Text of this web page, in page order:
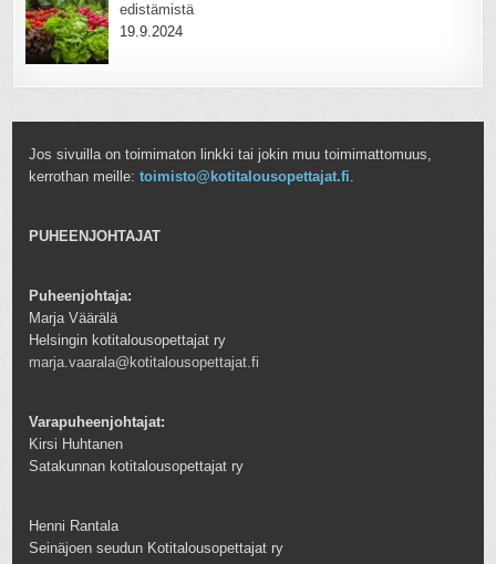
edistämistä
19.9.2024
Jos sivuilla on toimimaton linkki tai jokin muu toimimattomuus,
kerrothan meille:toimisto@kotitalousopettajat.fi
PUHEENJOHTAJAT
Puheenjohtaja:
Marja Väärälä
Helsingin kotitalousopettajat ry
marja.vaarala@kotitalousopettajat.fi
Varapuheenjohtajat:
Kirsi Huhtanen
Satakunnan kotitalousopettajat ry
Henni Rantala
Seinäjoen seudun Kotitalousopettajat ry